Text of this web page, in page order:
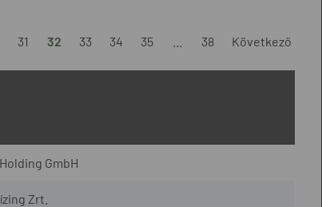
31 32 33 34 35 38 Következő
GmbH
Zrt.